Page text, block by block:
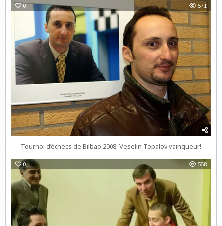
0 571
Tournoi d’échecs de Bilbao 2008: Veselin Topalov vainqueur!
0 558